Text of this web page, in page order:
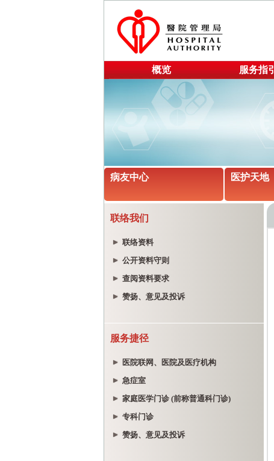
概览 服务指引
病友中心 医护天地
联络我们
联络资料
公开资料守则
查阅资料要求
赞扬、意见及投诉
服务捷径
医院联网、医院及医疗机构
急症室
家庭医学门诊 (前称普通科门诊)
专科门诊
赞扬、意见及投诉